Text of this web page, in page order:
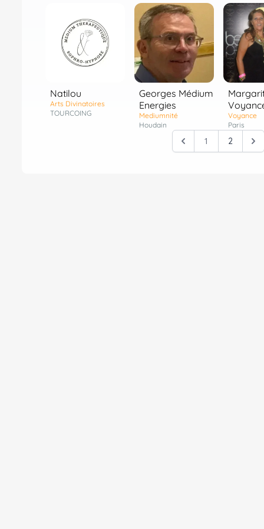
Natilou
Arts Divinatoires
TOURCOING
Georges Médium
Energies
Mediumnité
Houdain
Voyance
Paris
1 2